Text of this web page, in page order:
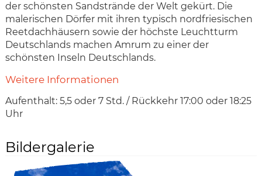
der schönsten Sandstrände der Welt gekürt. Die
malerischen Dörfer mit ihren typisch nordfriesischen
Reetdachhäusern sowie der höchste Leuchtturm
Deutschlands machen Amrum zu einer der
schönsten Inseln Deutschlands.
Weitere Informationen
Aufenthalt: 5,5 oder 7 Std. /​ Rückkehr 17:00 oder 18:25
Uhr
Bildergalerie